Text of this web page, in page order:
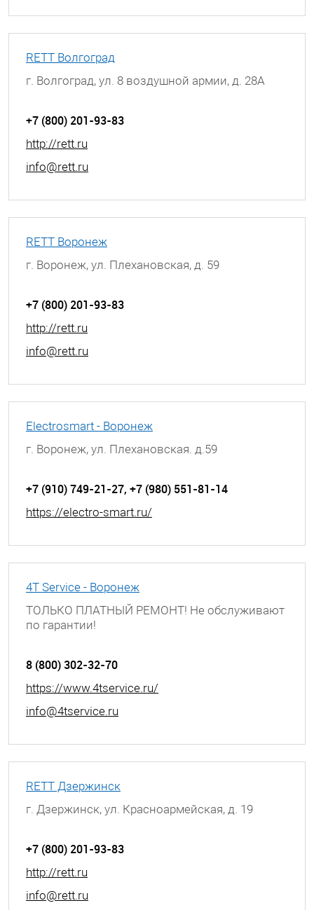
RETT Волгоград
г. Волгоград, ул. 8 воздушной армии, д. 28А
+7 (800) 201-93-83
http://rett.ru
info@rett.ru
RETT Воронеж
г. Воронеж, ул. Плехановская, д. 59
+7 (800) 201-93-83
http://rett.ru
info@rett.ru
Electrosmart - Воронеж
г. Воронеж, ул. Плехановская. д.59
+7 (910) 749-21-27, +7 (980) 551-81-14
https://electro-smart.ru/
4T Service - Воронеж
ТОЛЬКО ПЛАТНЫЙ РЕМОНТ! Не обслуживают
по гарантии!
8 (800) 302-32-70
https://www.4tservice.ru/
info@4tservice.ru
RETT Дзержинск
г. Дзержинск, ул. Красноармейская, д. 19
+7 (800) 201-93-83
http://rett.ru
info@rett.ru